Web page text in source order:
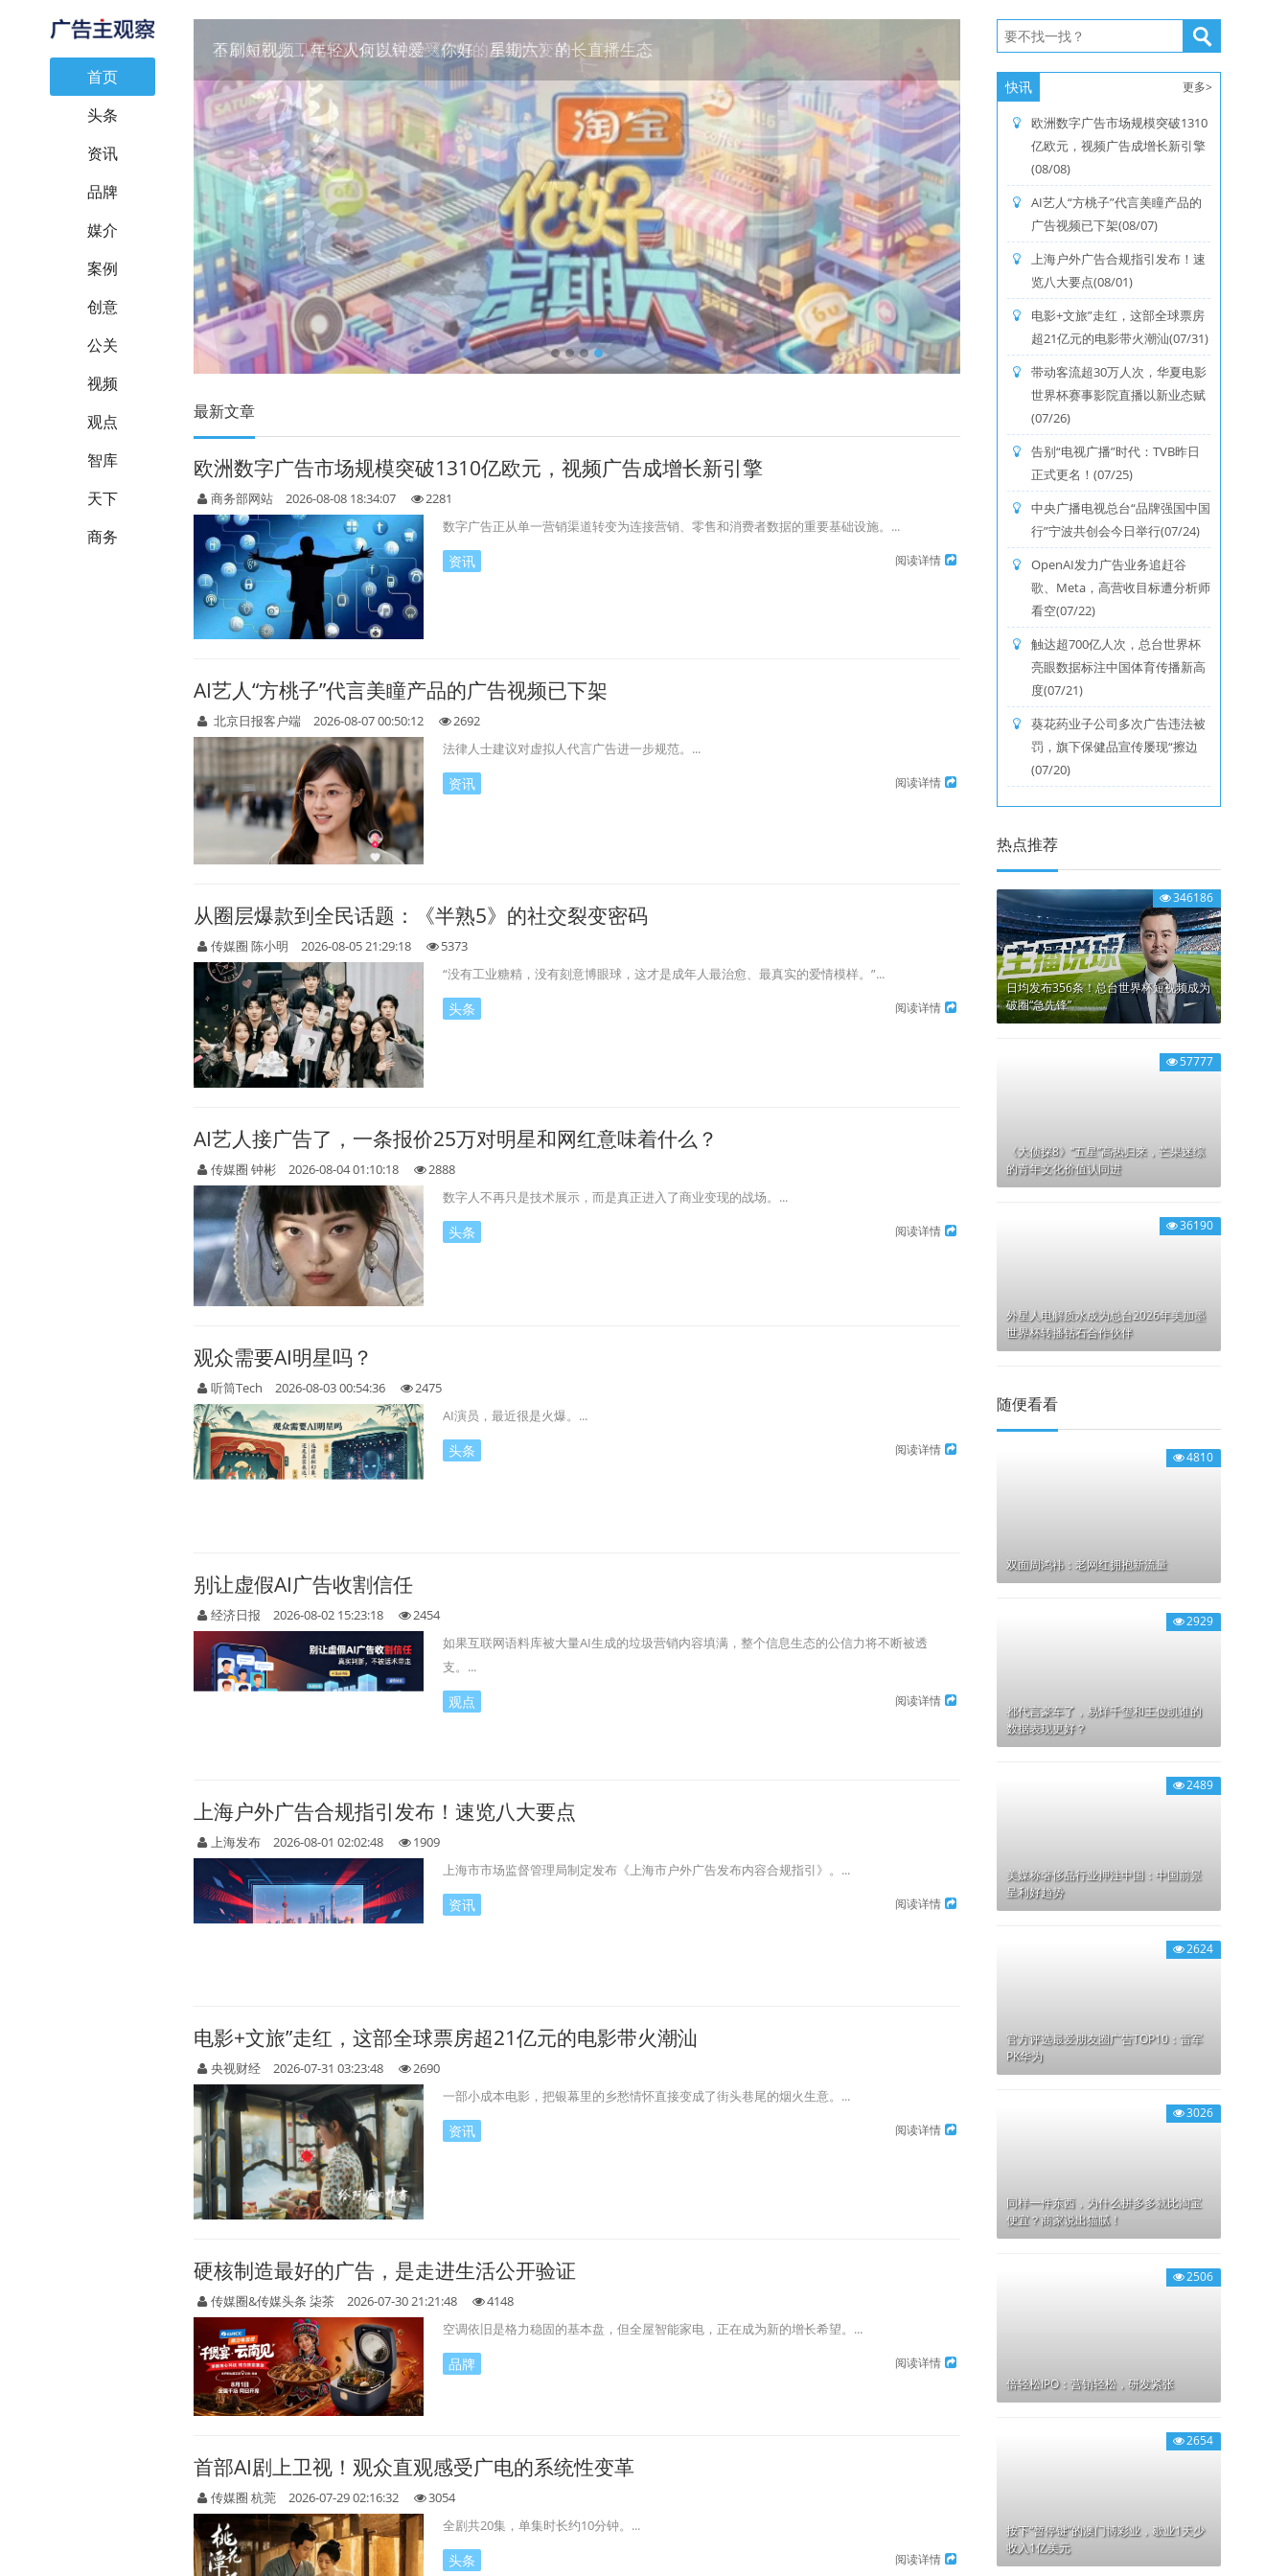
首页
头条
资讯
品牌
媒介
案例
创意
公关
视频
观点
智库
天下
商务
不刷短视频，年轻人何以钟爱《你好，星期六》的长直播生态
Previous
最新文章
欧洲数字广告市场规模突破1310亿欧元，视频广告成增长新引擎
商务部网站 2026-08-08 18:34:07
2281
数字广告正从单一营销渠道转变为连接营销、零售和消费者数据的重要基础设施。...
资讯 阅读详情
AI艺人“方桃子”代言美瞳产品的广告视频已下架
北京日报客户端 2026-08-07 00:50:12
2692
法律人士建议对虚拟人代言广告进一步规范。...
资讯 阅读详情
从圈层爆款到全民话题：《半熟5》的社交裂变密码
传媒圈 陈小明 2026-08-05 21:29:18
5373
“没有工业糖精，没有刻意博眼球，这才是成年人最治愈、最真实的爱情模样。”...
头条 阅读详情
AI艺人接广告了，一条报价25万对明星和网红意味着什么？
传媒圈 钟彬 2026-08-04 01:10:18
2888
数字人不再只是技术展示，而是真正进入了商业变现的战场。...
头条 阅读详情
观众需要AI明星吗？
听筒Tech 2026-08-03 00:54:36
2475
AI演员，最近很是火爆。...
头条 阅读详情
别让虚假AI广告收割信任
经济日报 2026-08-02 15:23:18
2454
如果互联网语料库被大量AI生成的垃圾营销内容填满，整个信息生态的公信力将不断被透
支。...
观点 阅读详情
上海户外广告合规指引发布！速览八大要点
上海发布 2026-08-01 02:02:48
1909
上海市市场监督管理局制定发布《上海市户外广告发布内容合规指引》。...
资讯 阅读详情
电影+文旅”走红，这部全球票房超21亿元的电影带火潮汕
央视财经 2026-07-31 03:23:48
2690
一部小成本电影，把银幕里的乡愁情怀直接变成了街头巷尾的烟火生意。...
资讯 阅读详情
硬核制造最好的广告，是走进生活公开验证
传媒圈&传媒头条 柒茶 2026-07-30 21:21:48
4148
空调依旧是格力稳固的基本盘，但全屋智能家电，正在成为新的增长希望。...
品牌 阅读详情
首部AI剧上卫视！观众直观感受广电的系统性变革
传媒圈 杭莞 2026-07-29 02:16:32
3054
全剧共20集，单集时长约10分钟。...
头条 阅读详情
快讯 更多>
欧洲数字广告市场规模突破1310
亿欧元，视频广告成增长新引擎
(08/08)
AI艺人“方桃子”代言美瞳产品的
广告视频已下架(08/07)
上海户外广告合规指引发布！速
览八大要点(08/01)
电影+文旅”走红，这部全球票房
超21亿元的电影带火潮汕(07/31)
带动客流超30万人次，华夏电影
世界杯赛事影院直播以新业态赋
(07/26)
告别“电视广播”时代：TVB昨日
正式更名！(07/25)
中央广播电视总台“品牌强国中国
行”宁波共创会今日举行(07/24)
OpenAI发力广告业务追赶谷
歌、Meta，高营收目标遭分析师
看空(07/22)
触达超700亿人次，总台世界杯
亮眼数据标注中国体育传播新高
度(07/21)
葵花药业子公司多次广告违法被
罚，旗下保健品宣传屡现“擦边
(07/20)
热点推荐
346186
日均发布356条！总台世界杯短视频成为
破圈“急先锋”
57777
《大侦探8》“五星”高热归来，芒果迷综
的青年文化价值认同进
36190
外星人电解质水成为总台2026年美加墨
世界杯转播钻石合作伙伴
随便看看
4810
双面周鸿祎：老网红拥抱新流量
2929
都代言豪车了，易烊千玺和王俊凯谁的
数据表现更好？
2489
美媒称奢侈品行业押注中国：中国前景
呈利好趋势
2624
官方评选最爱朋友圈广告TOP10：雷军
PK华为
3026
同样一件东西，为什么拼多多就比淘宝
便宜？商家说出猫腻！
2506
倍轻松IPO：营销轻松，研发紧张
2654
按下“暂停键”的澳门博彩业，歇业1天少
收入1亿美元